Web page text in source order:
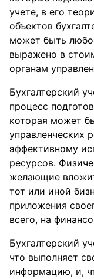
учете, в его
объектов
может быть
выражено в
органам
Бухгалтерский
процесс
которая может
управленческих
эффективному
ресурсов.
желающие
тот или иной
приложения
всего, на
Бухгалтерский
что выполняет
информацию, и,